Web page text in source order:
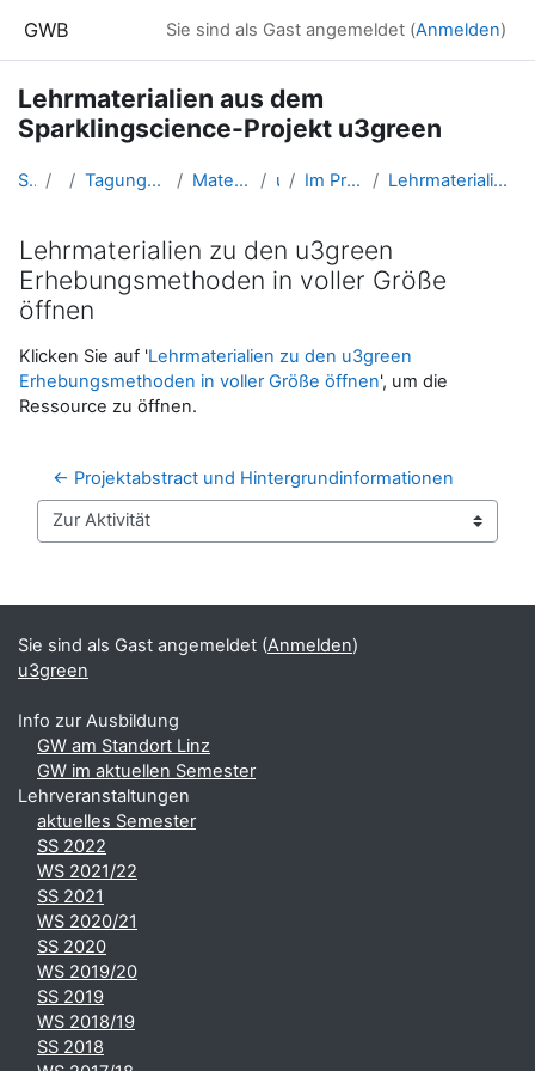
GWB Sie sind als Gast angemeldet (Anmelden)
Lehrmaterialien aus dem
Sparklingscience-Projekt u3green
Startseite Kurse Tagungen, Events und Arbeitsgemeinschaften GW Materialien aus Kooperationsprojekten u3green Im Projekt entwickelte Lehrmaterialien Lehrmaterialien zu den u3green Erhebungsmethoden in voller Größe öffnen
Lehrmaterialien zu den u3green
Erhebungsmethoden in voller Größe
öffnen
Abschlussbedingungen
Klicken Sie auf 'Lehrmaterialien zu den u3green
Erhebungsmethoden in voller Größe öffnen', um die
Ressource zu öffnen.
← Projektabstract und Hintergrundinformationen
Zur Aktivität
Ergänzungsblöcke
Sie sind als Gast angemeldet (Anmelden)
u3green
Info zur Ausbildung
GW am Standort Linz
GW im aktuellen Semester
Lehrveranstaltungen
aktuelles Semester
SS 2022
WS 2021/22
SS 2021
WS 2020/21
SS 2020
WS 2019/20
SS 2019
WS 2018/19
SS 2018